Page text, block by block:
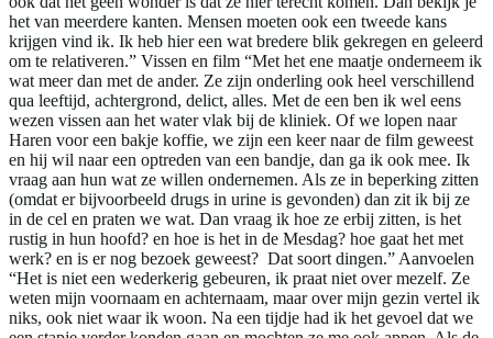
het van meerdere kanten. Mensen moeten ook een tweede kans
krijgen vind ik. Ik heb hier een wat bredere blik gekregen en geleerd
om te relativeren.” Vissen en film “Met het ene maatje onderneem ik
wat meer dan met de ander. Ze zijn onderling ook heel verschillend
qua leeftijd, achtergrond, delict, alles. Met de een ben ik wel eens
wezen vissen aan het water vlak bij de kliniek. Of we lopen naar
Haren voor een bakje koffie, we zijn een keer naar de film geweest
en hij wil naar een optreden van een bandje, dan ga ik ook mee. Ik
vraag aan hun wat ze willen ondernemen. Als ze in beperking zitten
(omdat er bijvoorbeeld drugs in urine is gevonden) dan zit ik bij ze
in de cel en praten we wat. Dan vraag ik hoe ze erbij zitten, is het
rustig in hun hoofd? en hoe is het in de Mesdag? hoe gaat het met
werk? en is er nog bezoek geweest? Dat soort dingen.” Aanvoelen
“Het is niet een wederkerig gebeuren, ik praat niet over mezelf. Ze
weten mijn voornaam en achternaam, maar over mijn gezin vertel ik
niks, ook niet waar ik woon. Na een tijdje had ik het gevoel dat we